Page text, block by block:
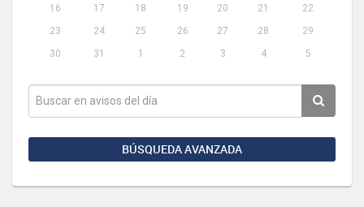
16
17 18 19 20 21
22
23
24 25 26 27 28
29
30
31 1 2 3 4 5
BÚSQUEDA AVANZADA